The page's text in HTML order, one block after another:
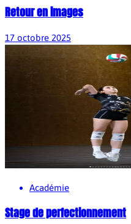
Retour en images
17 octobre 2025
Académie
Stage de perfectionnement